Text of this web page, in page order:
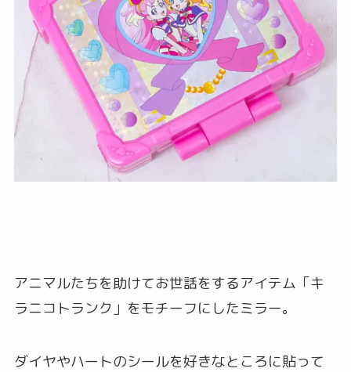
アニマルたちを助けてお世話をするアイテム「キ
ラニコトランク」をモチーフにしたミラー。
ダイヤやハートのシールを好きなところに貼って